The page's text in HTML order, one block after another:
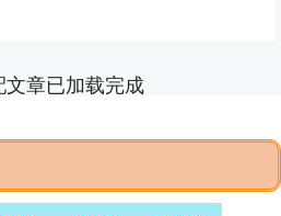
文章已加载完成